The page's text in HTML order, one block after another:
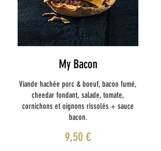
My Bacon
Viande hachée porc & boeuf, bacon fumé,
cheedar fondant, salade, tomate,
cornichons et oignons rissolés + sauce
bacon.
9,50 €